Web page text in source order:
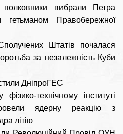
вибрали Петра
гетьманом Правобережної
Штатів почалася
за незалежність Куби
ДніпроГЕС
технічному інституті
ядерну реакцію з
літію